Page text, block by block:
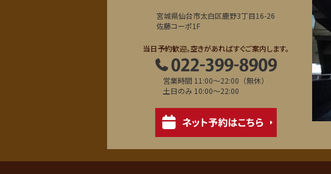
宮城県仙台市太白区鹿野3丁目16-26
佐藤コーポ1F
当日予約歓迎。空きがあればすぐご案内します。
営業時間 11:00～22:00（無休）
土日のみ 10:00～22:00